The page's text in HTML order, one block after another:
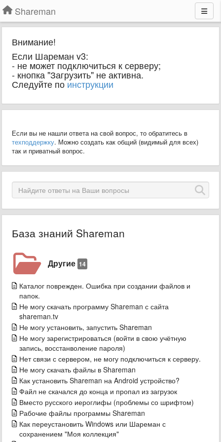
Shareman
Внимание!
Если Шареман v3:
- не может подключиться к серверу;
- кнопка "Загрузить" не активна.
Следуйте поинструкции
Если вы не нашли ответа на свой вопрос, то обратитесь в
техподдержку. Можно создать как общий (видимый для всех)
так и приватный вопрос.
База знаний Shareman
Другие 14
Каталог поврежден. Ошибка при создании файлов и
папок.
Не могу скачать программу Shareman с сайта
shareman.tv
Не могу установить, запустить Shareman
Не могу зарегистрироваться (войти в свою учётную
запись, восстанволение пароля)
Нет связи с сервером, не могу подключиться к серверу.
Не могу скачать файлы в Shareman
Как установить Shareman на Android устройство?
Файл не скачался до конца и пропал из загрузок
Вместо русского иероглифы (проблемы со шрифтом)
Рабочие файлы программы Shareman
Как переустановить Windows или Шареман с
сохранением "Моя коллекция"